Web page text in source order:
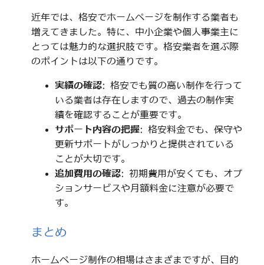
近年では、格安でホームページを制作する業者も
増えてきました。特に、中小企業や個人事業主に
とっては魅力的な選択肢です。格安業者を選ぶ際
のポイントは以下の通りです。
実績の確認: 格安でも質の高い制作を行って
いる業者は存在しますので、過去の制作実
績を確認することが重要です。
サポート内容の把握: 格安料金でも、保守や
更新サポートがしっかりと提供されている
ことが大切です。
追加費用の確認: 初期費用が安くても、オプ
ションサービスや月額料金に注意が必要で
す。
まとめ
ホームページ制作の相場はさまざまですが、目的